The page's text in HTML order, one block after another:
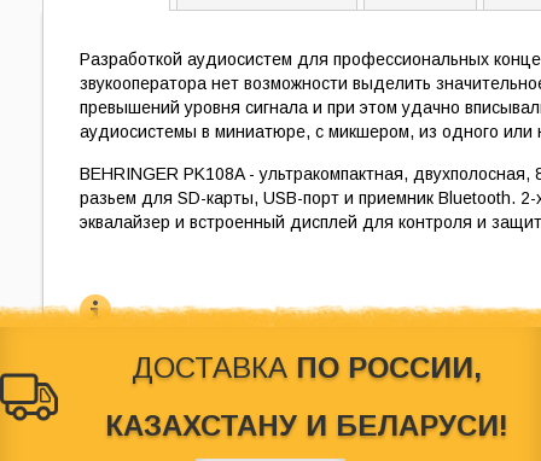
ДОСТАВКА ПО РОССИИ,
КАЗАХСТАНУ И БЕЛАРУСИ!
Разработкой аудиосистем для профессиональных
звукооператора нет возможности выделить
превышений уровня сигнала и при этом удачно
аудиосистемы в миниатюре, с микшером, из одного или
BEHRINGER PK108A - ультракомпактная,
разьем для SD-карты, USB-порт и приемник Bluetooth.
эквалайзер и встроенный дисплей для контроля и
© 2012-2026Behringer Россия. Магазин по продаже